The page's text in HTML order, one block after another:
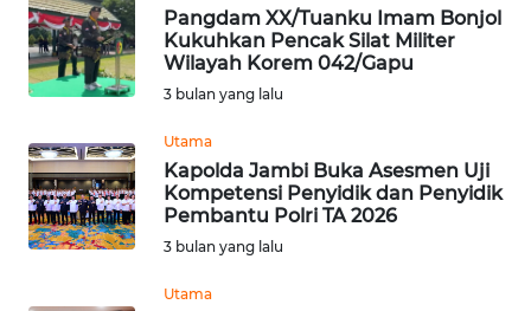
Pangdam XX/Tuanku Imam Bonjol
Kukuhkan Pencak Silat Militer
Wilayah Korem 042/Gapu
3 bulan yang lalu
Utama
Kapolda Jambi Buka Asesmen Uji
Kompetensi Penyidik dan Penyidik
Pembantu Polri TA 2026
3 bulan yang lalu
Utama
TINGGI
WN
WN
KARAWANG